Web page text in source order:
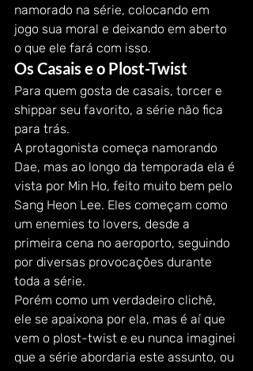
namorado na série, colocando em
jogo sua moral e deixando em aberto
o que ele fará com isso.
Os Casais e o Plost-Twist
Para quem gosta de casais, torcer e
shippar seu favorito, a série não fica
para trás.
A protagonista começa namorando
Dae, mas ao longo da temporada ela é
vista por Min Ho, feito muito bem pelo
Sang Heon Lee. Eles começam como
um enemies to lovers, desde a
primeira cena no aeroporto, seguindo
por diversas provocações durante
toda a série.
Porém como um verdadeiro clichê,
ele se apaixona por ela, mas é aí que
vem o plost-twist e eu nunca imaginei
que a série abordaria este assunto, ou